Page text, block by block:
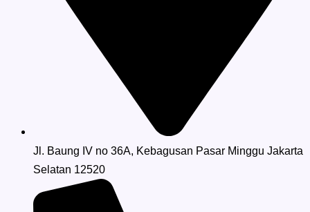
Jl. Baung IV no 36A, Kebagusan Pasar Minggu Jakarta
Selatan 12520